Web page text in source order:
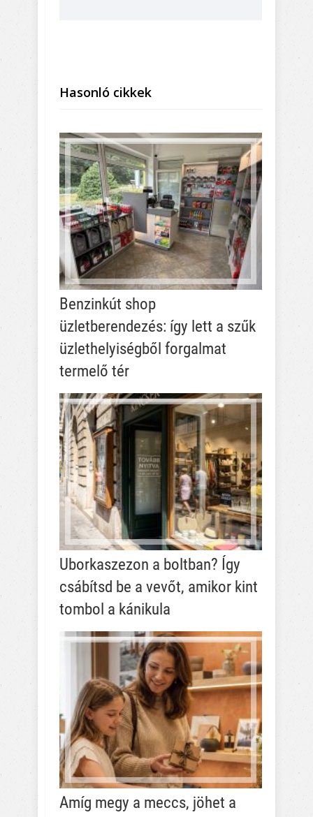
Hasonló cikkek
Benzinkút shop
üzletberendezés: így lett a szűk
üzlethelyiségből forgalmat
termelő tér
Uborkaszezon a boltban? Így
csábítsd be a vevőt, amikor kint
tombol a kánikula
Amíg megy a meccs, jöhet a